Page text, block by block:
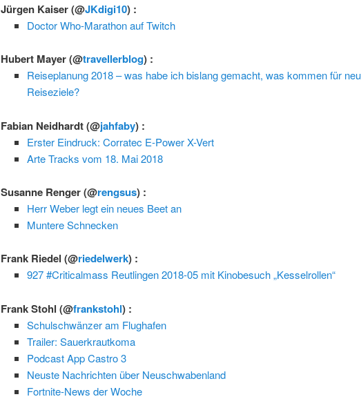
Jürgen Kaiser(@JKdigi10) :
Doctor Who-Marathon auf Twitch
Hubert Mayer(@travellerblog) :
Reiseplanung 2018 – was habe ich bislang gemacht, was kommen für
Reiseziele?
Fabian Neidhardt(@jahfaby) :
Erster Eindruck: Corratec E-Power X-Vert
Arte Tracks vom 18. Mai 2018
Susanne Renger(@rengsus) :
Herr Weber legt ein neues Beet an
Muntere Schnecken
Frank Riedel(@riedelwerk) :
927 #Criticalmass Reutlingen 2018-05 mit Kinobesuch „Kesselrollen“
Frank Stohl(@frankstohl) :
Schulschwänzer am Flughafen
Trailer: Sauerkrautkoma
Podcast App Castro 3
Neuste Nachrichten über Neuschwabenland
Fortnite-News der Woche